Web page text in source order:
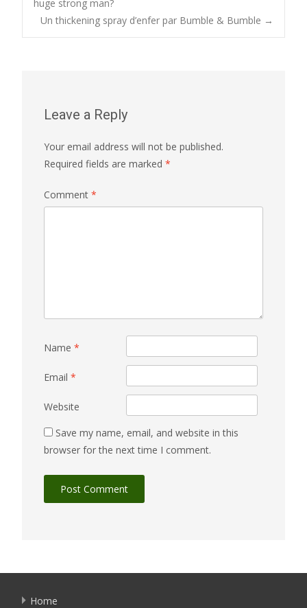
navigation
huge strong man?
Un thickening spray d’enfer par Bumble & Bumble →
Leave a Reply
Your email address will not be published.
Required fields are marked *
Comment *
Name *
Email *
Website
Save my name, email, and website in this
browser for the next time I comment.
Home